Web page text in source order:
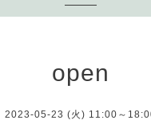
open
2023-05-23 (火) 11:00～